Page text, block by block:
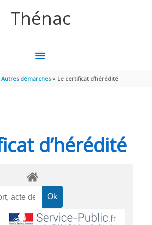
Thénac
MENU
PRINCIPAL
Autres démarches Le certificat d’hérédité
d’hérédité